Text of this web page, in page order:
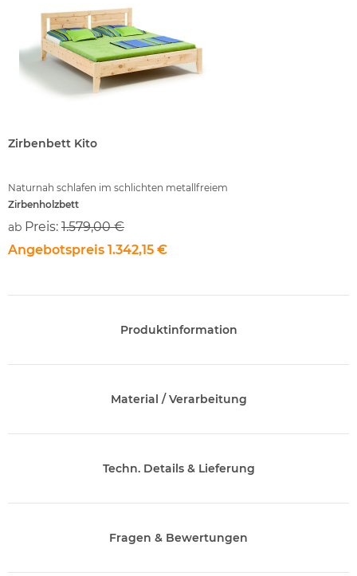
Zirbenbett Kito
Naturnah schlafen im schlichten metallfreiem
Zirbenholzbett
ab Preis: 1.579,00 €
Angebotspreis 1.342,15 €
Produktinformation
Material / Verarbeitung
Techn. Details & Lieferung
Fragen & Bewertungen